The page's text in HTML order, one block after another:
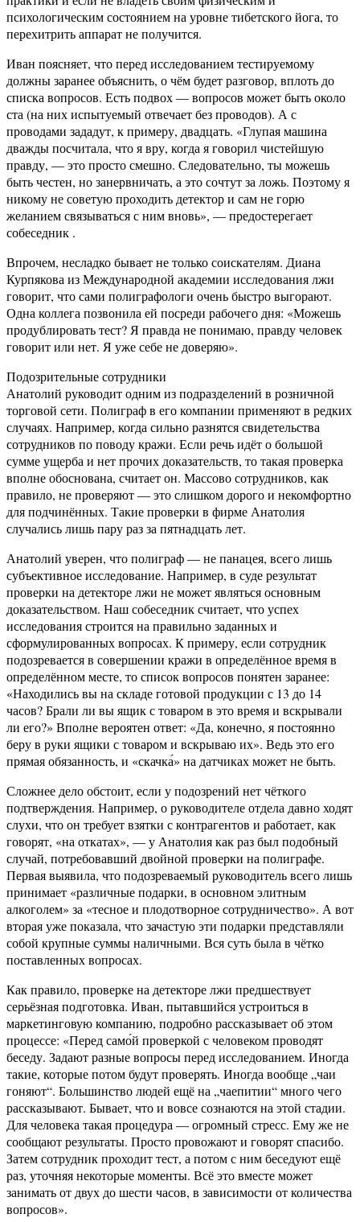
психологическим состоянием на уровне тибетского йога, то
перехитрить аппарат не получится.
Иван поясняет, что перед исследованием тестируемому
должны заранее объяснить, о чём будет разговор, вплоть до
списка вопросов. Есть подвох — вопросов может быть около
ста (на них испытуемый отвечает без проводов). А с
проводами зададут, к примеру, двадцать. «Глупая машина
дважды посчитала, что я вру, когда я говорил чистейшую
правду, — это просто смешно. Следовательно, ты можешь
быть честен, но занервничать, а это сочтут за ложь. Поэтому я
никому не советую проходить детектор и сам не горю
желанием связываться с ним вновь», — предостерегает
собеседник .
Впрочем, несладко бывает не только соискателям. Диана
Курпякова из Международной академии исследования лжи
говорит, что сами полиграфологи очень быстро выгорают.
Одна коллега позвонила ей посреди рабочего дня: «Можешь
продублировать тест? Я правда не понимаю, правду человек
говорит или нет. Я уже себе не доверяю».
Подозрительные сотрудники
Анатолий руководит одним из подразделений в розничной
торговой сети. Полиграф в его компании применяют в редких
случаях. Например, когда сильно разнятся свидетельства
сотрудников по поводу кражи. Если речь идёт о большой
сумме ущерба и нет прочих доказательств, то такая проверка
вполне обоснована, считает он. Массово сотрудников, как
правило, не проверяют — это слишком дорого и некомфортно
для подчинённых. Такие проверки в фирме Анатолия
случались лишь пару раз за пятнадцать лет.
Анатолий уверен, что полиграф — не панацея, всего лишь
субъективное исследование. Например, в суде результат
проверки на детекторе лжи не может являться основным
доказательством. Наш собеседник считает, что успех
исследования строится на правильно заданных и
сформулированных вопросах. К примеру, если сотрудник
подозревается в совершении кражи в определённое время в
определённом месте, то список вопросов понятен заранее:
«Находились вы на складе готовой продукции с 13 до 14
часов? Брали ли вы ящик с товаром в это время и вскрывали
ли его?» Вполне вероятен ответ: «Да, конечно, я постоянно
беру в руки ящики с товаром и вскрываю их». Ведь это его
прямая обязанность, и «скачка́» на датчиках может не быть.
Сложнее дело обстоит, если у подозрений нет чёткого
подтверждения. Например, о руководителе отдела давно ходят
слухи, что он требует взятки с контрагентов и работает, как
говорят, «на откатах», — у Анатолия как раз был подобный
случай, потребовавший двойной проверки на полиграфе.
Первая выявила, что подозреваемый руководитель всего лишь
принимает «различные подарки, в основном элитным
алкоголем» за «тесное и плодотворное сотрудничество». А вот
вторая уже показала, что зачастую эти подарки представляли
собой крупные суммы наличными. Вся суть была в чётко
поставленных вопросах.
Как правило, проверке на детекторе лжи предшествует
серьёзная подготовка. Иван, пытавшийся устроиться в
маркетинговую компанию, подробно рассказывает об этом
процессе: «Перед само́й проверкой с человеком проводят
беседу. Задают разные вопросы перед исследованием. Иногда
такие, которые потом будут проверять. Иногда вообще „чаи
гоняют“. Большинство людей ещё на „чаепитии“ много чего
рассказывают. Бывает, что и вовсе сознаются на этой стадии.
Для человека такая процедура — огромный стресс. Ему же не
сообщают результаты. Просто провожают и говорят спасибо.
Затем сотрудник проходит тест, а потом с ним беседуют ещё
раз, уточняя некоторые моменты. Всё это вместе может
занимать от двух до шести часов, в зависимости от количества
вопросов».